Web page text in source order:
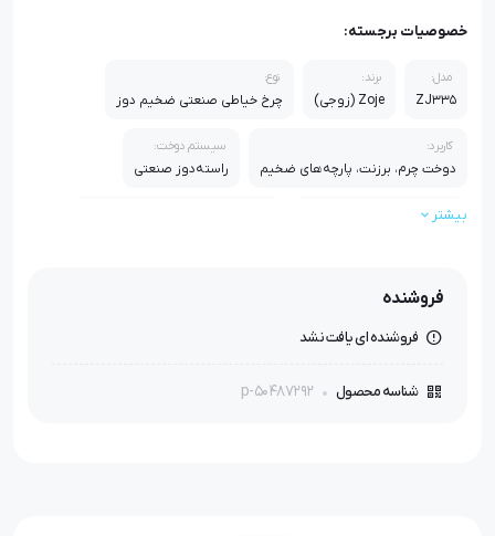
خصوصیات برجسته:
مدل:
ZJ335
برند:
Zoje (زوجی)
نوع:
چرخ خیاطی صنعتی ضخیم دوز
کاربرد:
دوخت چرم، برزنت، پارچه‌های ضخیم
سیستم دوخت:
راسته‌دوز صنعتی
مناسب برای:
مناسب استفاده مداوم و طولانی‌مدت
بیشتر
فروشنده
فروشنده ای یافت نشد
شناسه محصول p-50487292